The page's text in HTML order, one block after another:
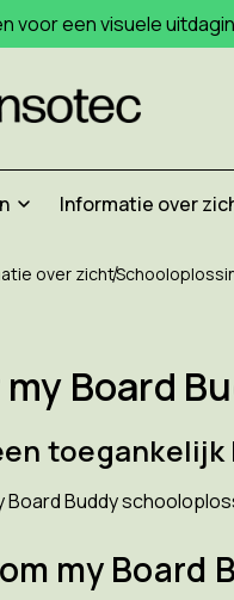
voor een visuele
Informatie over
over zicht
Board
toegankelijk
Board Buddy
my Board